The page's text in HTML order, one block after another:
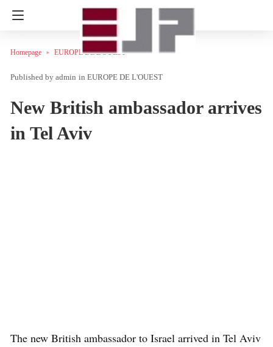
Homepage EUROPE DE L'OUEST
admin in EUROPE DE L'OUEST
New British ambassador arrives
in Tel Aviv
The new British ambassador to Israel arrived in Tel Aviv